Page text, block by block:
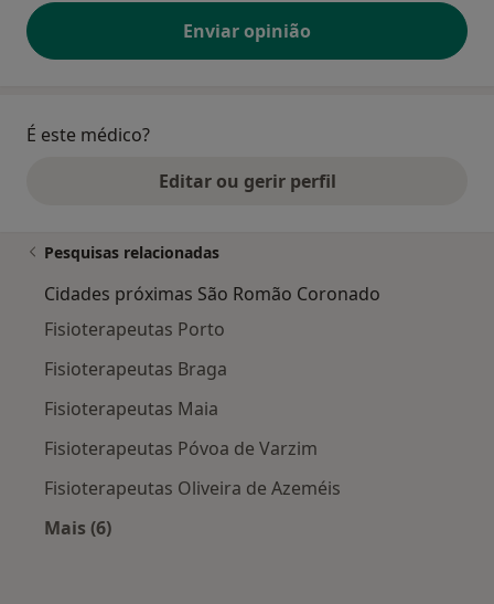
Enviar opinião
É este médico?
Editar ou gerir perfil
Pesquisas relacionadas
Cidades próximas São Romão Coronado
Fisioterapeutas Porto
Fisioterapeutas Braga
Fisioterapeutas Maia
Fisioterapeutas Póvoa de Varzim
Fisioterapeutas Oliveira de Azeméis
Mais (6)